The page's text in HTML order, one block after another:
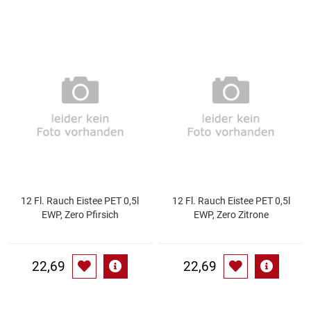
Zucker / Süßstoffe
12 Fl. Rauch Eistee PET 0,5l
EWP, Zero Pfirsich
22,69
12 Fl. Rauch Eistee PET 0,5l
EWP, Zero Zitrone
22,69